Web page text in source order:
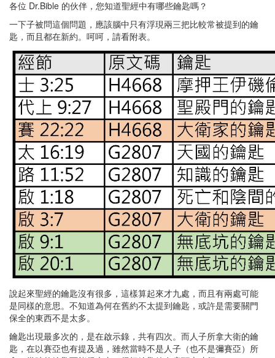
各位 Dr.Bible 的伙伴，您知道聖經中有哪些鑰匙嗎？
一下子被問這個問題，應該腦中只有浮現兩三把比較常被提到的鑰
匙，而且都在新約。呵呵，請看附表。
說起來聖經的鑰匙沒有很多，這樣算起來才九處，而且有兩處可能
是同樣的意思。不知道為何在舊約不太提到鑰匙，或許是需要關門
保全的東西不是太多。
鑰匙出現最多次的，是在啟示錄，共有四次。而人子所拿大衛的鑰
匙，在以賽亞也有提及過，雖然當時不是人子（也不是彌賽亞）所